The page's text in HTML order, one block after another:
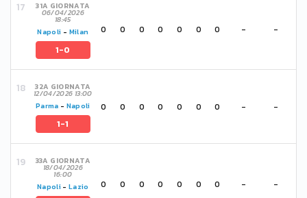
31A GIORNATA
06/04/2026
18:45
Napoli - Milan
1-0
0 0 0 0 0 0 0 - -
32A GIORNATA
12/04/2026 13:00
Parma - Napoli
1-1
0 0 0 0 0 0 0 - -
33A GIORNATA
18/04/2026
16:00
Napoli -Lazio 0 0 0 0 0 0 0 - -